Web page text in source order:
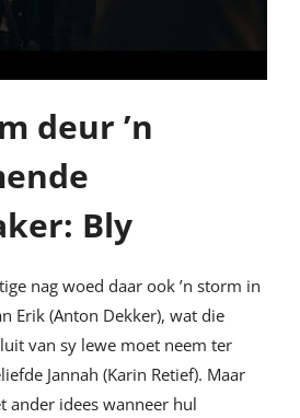
deur ’n
Bly
nag woed daar ook ’n storm in
Erik (Anton Dekker), wat die
van sy lewe moet neem ter
Jannah (Karin Retief). Maar
ander idees wanneer hul